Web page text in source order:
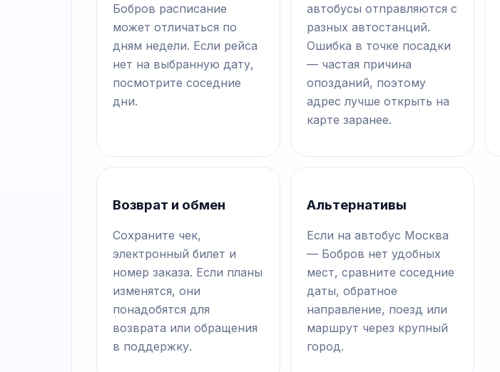
Бобров расписание
может отличаться по
дням недели. Если рейса
нет на выбранную дату,
посмотрите соседние
дни.
автобусы отправляются с
разных автостанций.
Ошибка в точке посадки
— частая причина
опозданий, поэтому
адрес лучше открыть на
карте заранее.
Возврат и обмен
Сохраните чек,
электронный билет и
номер заказа. Если планы
изменятся, они
понадобятся для
возврата или обращения
в поддержку.
Альтернативы
Если на автобус Москва
— Бобров нет удобных
мест, сравните соседние
даты, обратное
направление, поезд или
маршрут через крупный
город.